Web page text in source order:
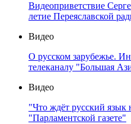
Видеоприветствие
летие Переяславской
Видео
О русском зарубежье.
телеканалу "Большая
Видео
"Что ждёт русский язык
"Парламентской газете"